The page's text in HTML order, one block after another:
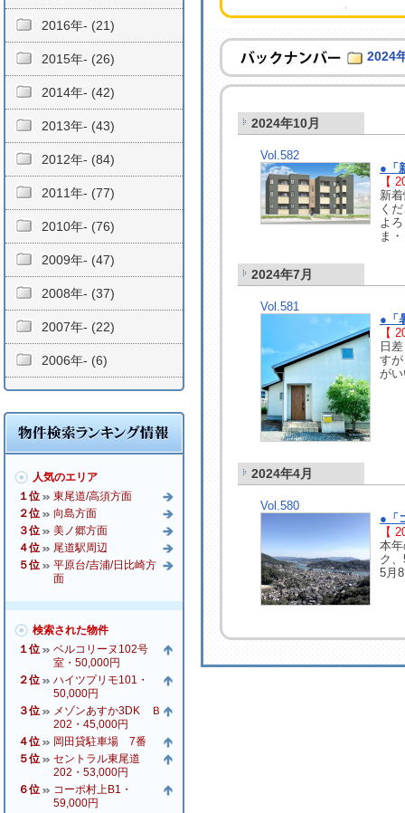
2024
2024年10月
Vol.582
●「
【
新
く
よ
ま
2024年7月
Vol.581
●「
【
日
す
が
2024年4月
Vol.580
●「
【
本
ク
5月
2016年- (21)
2015年- (26)
2014年- (42)
2013年- (43)
2012年- (84)
2011年- (77)
2010年- (76)
2009年- (47)
2008年- (37)
2007年- (22)
2006年- (6)
人気のエリア
１位
東尾道/高須方面
２位
向島方面
３位
美ノ郷方面
４位
尾道駅周辺
５位
平原台/吉浦/日比崎方
面
検索された物件
１位
ベルコリーヌ102号
室・50,000円
２位
ハイツプリモ101・
50,000円
３位
メゾンあすか3DK Ｂ
202・45,000円
４位
岡田貸駐車場 7番
５位
セントラル東尾道
202・53,000円
６位
コーポ村上B1・
59,000円